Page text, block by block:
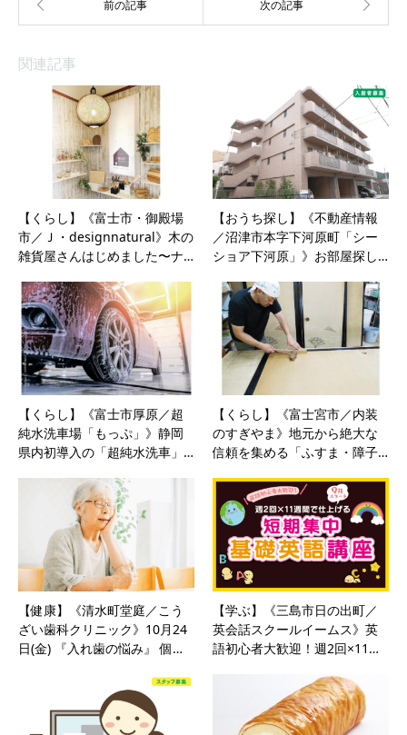
関連記事
【くらし】《富士市・御殿場
市／Ｊ・designnatural》木の
雑貨屋さんはじめました〜ナ…
【おうち探し】《不動産情報
／沼津市本字下河原町「シー
ショア下河原」》お部屋探し…
【くらし】《富士市厚原／超
純水洗車場「もっぷ」》静岡
県内初導入の「超純水洗車」…
【くらし】《富士宮市／内装
のすぎやま》地元から絶大な
信頼を集める「ふすま・障子…
【健康】《清水町堂庭／こう
ざい歯科クリニック》10月24
日(金) 『入れ歯の悩み』 個…
【学ぶ】《三島市日の出町／
英会話スクールイームス》英
語初心者大歓迎！週2回×11…